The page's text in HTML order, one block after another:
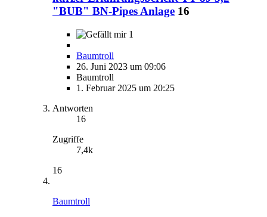
"BUB" BN-Pipes Anlage 16
1
Baumtroll
26. Juni 2023 um 09:06
Baumtroll
1. Februar 2025 um 20:25
Antworten
16
Zugriffe
7,4k
16
Baumtroll